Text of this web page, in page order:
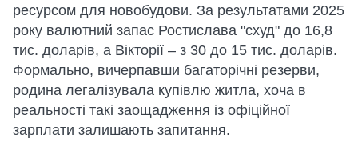
ресурсом для новобудови. За результатами 2025
року валютний запас Ростислава "схуд" до 16,8
тис. доларів, а Вікторії – з 30 до 15 тис. доларів.
Формально, вичерпавши багаторічні резерви,
родина легалізувала купівлю житла, хоча в
реальності такі заощадження із офіційної
зарплати залишають запитання.